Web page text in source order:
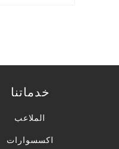
خدماتنا
الملاعب
اكسسوارات